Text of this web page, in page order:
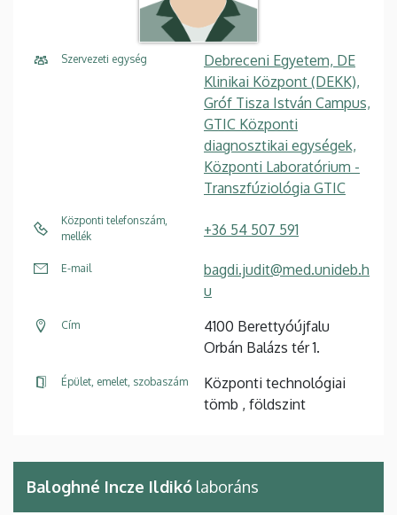
Szervezeti egység
Debreceni Egyetem, DE
Klinikai Központ (DEKK),
Gróf Tisza István Campus,
GTIC Központi
diagnosztikai egységek,
Központi Laboratórium -
Transzfúziológia GTIC
Központi telefonszám,
mellék
+36 54 507 591
E-mail
bagdi.judit@med.unideb.h
u
Cím
4100 Berettyóújfalu
Orbán Balázs tér 1.
Épület, emelet, szobaszám
Központi technológiai
tömb , földszint
Baloghné Incze Ildikó laboráns